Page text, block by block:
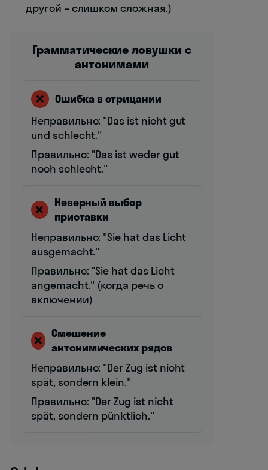
другой – слишком сложная.)
Грамматические ловушки с
антонимами
❌
Ошибка в отрицании
Неправильно: "Das ist nicht gut
und schlecht."
Правильно: "Das ist weder gut
noch schlecht."
❌
Неверный выбор
приставки
Неправильно: "Sie hat das Licht
ausgemacht."
Правильно: "Sie hat das Licht
angemacht." (когда речь о
включении)
❌
Смешение
антонимических рядов
Неправильно: "Der Zug ist nicht
spät, sondern klein."
Правильно: "Der Zug ist nicht
spät, sondern pünktlich."